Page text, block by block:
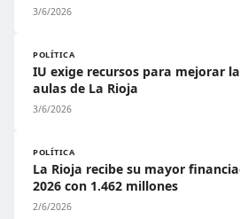
3/6/2026
POLÍTICA
IU exige recursos para mejorar
aulas de La Rioja
3/6/2026
POLÍTICA
La Rioja recibe su mayor
2026 con 1.462 millones
2/6/2026